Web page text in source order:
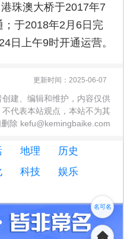
名可名
非常名
珠澳大桥于2017年7
；于2018年2月6日完
日上午9时开通运营。
更新时间：2025-06-07
建、编辑和维护，内容仅供
代表本站观点，本站不为其
除 kefu@kemingbaike.com
地理
历史
科技
娱乐